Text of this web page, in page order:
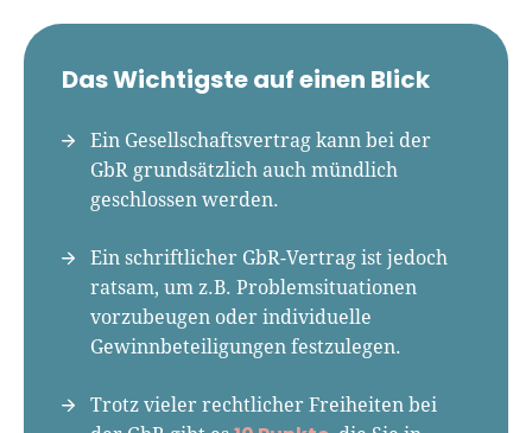
Gründer.de Teil der deutschen
Gründerlandschaft. Seine Mission:
Gründerinnen und Gründern praxisnahe
geben. Das tut er als Chefredakteur,
Podcast-Host, Webinar-Moderator und auf
unserem YouTube-Kanal.
und verfasst Fachbeiträge zu
Das Wichtigste auf einen Blick
Ein Gesellschaftsvertrag kann bei der
GbR grundsätzlich auch mündlich
geschlossen werden.
Ein schriftlicher GbR-Vertrag ist jedoch
ratsam, um z.B. Problemsituationen
vorzubeugen oder individuelle
Gewinnbeteiligungen festzulegen.
Trotz vieler rechtlicher Freiheiten bei